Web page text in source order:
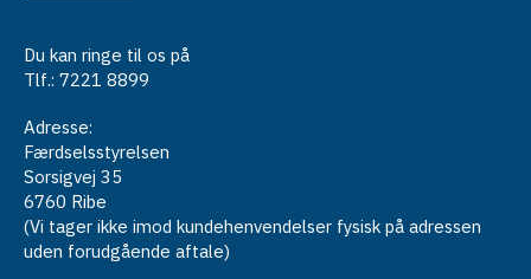
Du kan ringe til os på
Tlf.: 7221 8899
Adresse:
Færdselsstyrelsen
Sorsigvej 35
6760 Ribe
(Vi tager ikke imod kundehenvendelser fysisk på adressen
uden forudgående aftale)